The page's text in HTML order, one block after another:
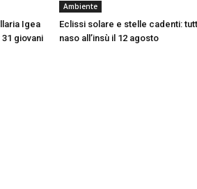
Igea
giovani
Ambiente
Eclissi solare e stelle cadenti:
naso all’insù il 12 agosto